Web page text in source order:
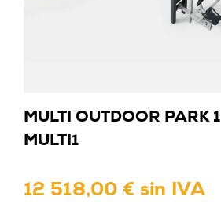
MULTI OUTDOOR PARK 1
MULTI1
12 518,00 € sin IVA